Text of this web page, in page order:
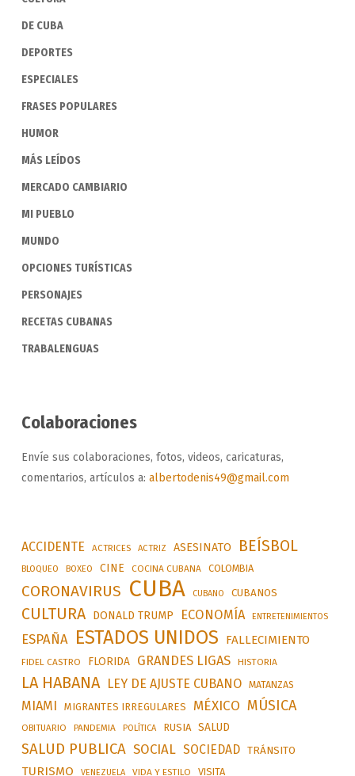
DE CUBA
DEPORTES
ESPECIALES
FRASES POPULARES
HUMOR
MÁS LEÍDOS
MERCADO CAMBIARIO
MI PUEBLO
MUNDO
OPCIONES TURÍSTICAS
PERSONAJES
RECETAS CUBANAS
TRABALENGUAS
Colaboraciones
Envíe sus colaboraciones, fotos, videos, caricaturas,
comentarios, artículos a: albertodenis49@gmail.com
ACCIDENTE ACTRICES ACTRIZ ASESINATO BEÍSBOL
BLOQUEO BOXEO CINE COCINA CUBANA COLOMBIA
CORONAVIRUS CUBA CUBANO CUBANOS
CULTURA DONALD TRUMP ECONOMÍA ENTRETENIMIENTOS
ESPAÑA ESTADOS UNIDOS FALLECIMIENTO
FIDEL CASTRO FLORIDA GRANDES LIGAS HISTORIA
LA HABANA LEY DE AJUSTE CUBANO MATANZAS
MIAMI MIGRANTES IRREGULARES MÉXICO MÚSICA
OBITUARIO PANDEMIA POLÍTICA RUSIA SALUD
SALUD PUBLICA SOCIAL SOCIEDAD TRÁNSITO
TURISMO VENEZUELA VIDA Y ESTILO VISITA